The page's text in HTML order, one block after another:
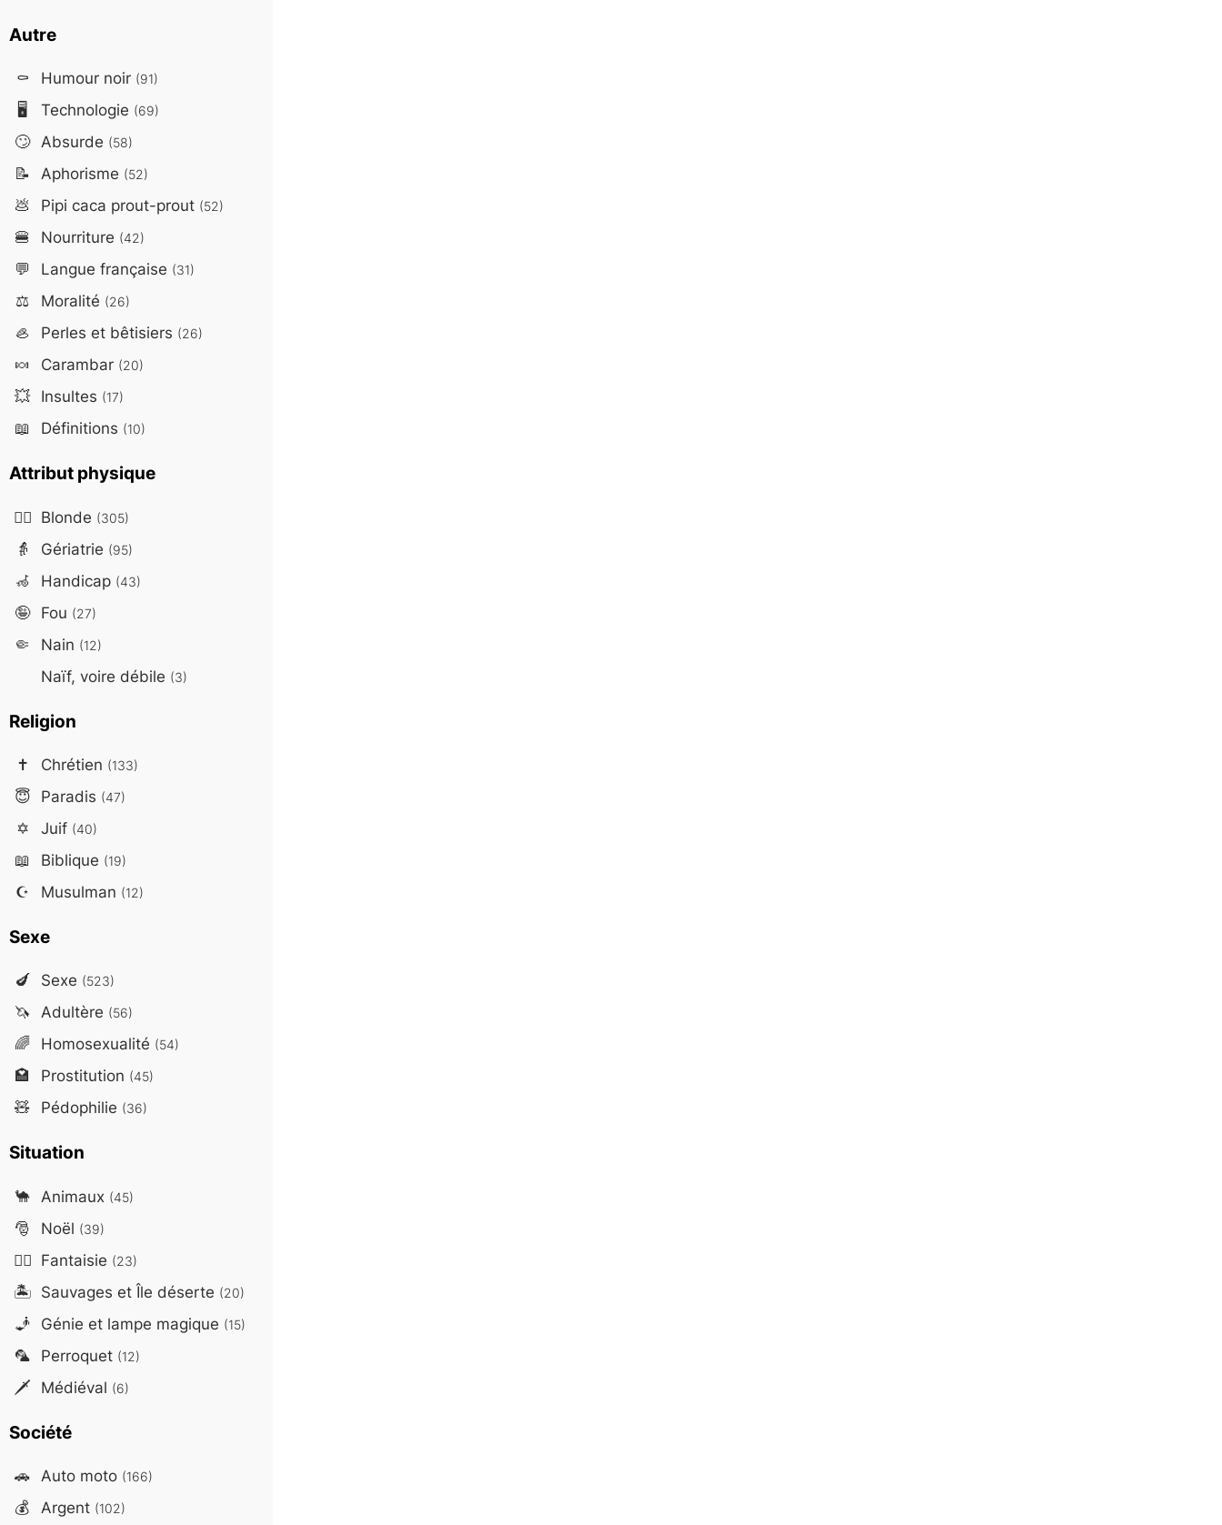
Autre
⚰️ Humour noir (91)
🖥️ Technologie (69)
🙄 Absurde (58)
📝 Aphorisme (52)
💩 Pipi caca prout-prout (52)
🍔 Nourriture (42)
💬 Langue française (31)
⚖️ Moralité (26)
🦪 Perles et bêtisiers (26)
🍬 Carambar (20)
💥 Insultes (17)
📖 Définitions (10)
Attribut physique
👱‍♀️ Blonde (305)
👵 Gériatrie (95)
🦽 Handicap (43)
🤪 Fou (27)
🤏 Nain (12)
Naïf, voire débile (3)
Religion
✝️ Chrétien (133)
😇 Paradis (47)
✡️ Juif (40)
📖 Biblique (19)
☪️ Musulman (12)
Sexe
🍆 Sexe (523)
🦄 Adultère (56)
🌈 Homosexualité (54)
🏩 Prostitution (45)
🧸 Pédophilie (36)
Situation
🐪 Animaux (45)
🎅 Noël (39)
🧙‍♂️ Fantaisie (23)
🏝️ Sauvages et Île déserte (20)
🧞 Génie et lampe magique (15)
🦜 Perroquet (12)
🗡️ Médiéval (6)
Société
🚗 Auto moto (166)
💰 Argent (102)